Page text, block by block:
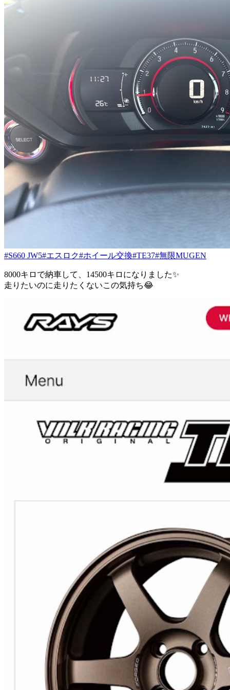
#S660 JW5#エスロク#ホイール交換#TE37#無限MUGEN
8000キロで納車して、14500キロになりました✨️
走りたいのに走りたくないこの気持ち😂